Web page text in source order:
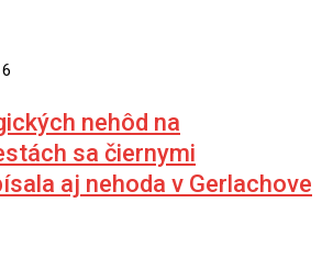
nehôd na
sa čiernymi
aj nehoda v Gerlachove